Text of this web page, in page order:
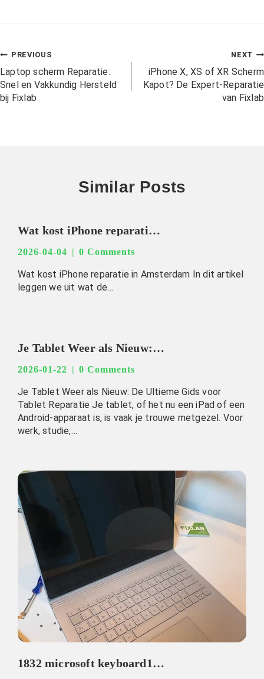
PREVIOUS
Laptop scherm Reparatie:
Snel en Vakkundig Hersteld
bij Fixlab
NEXT
iPhone X, XS of XR Scherm
Kapot? De Expert-Reparatie
van Fixlab
Similar Posts
Wat kost iPhone reparatie in Amsterdam
2026-04-04 0 Comments
Wat kost iPhone reparatie in Amsterdam In dit artikel
leggen we uit wat de…
Je Tablet Weer als Nieuw: De Ultieme Gids voor Tablet Reparatie
2026-01-22 0 Comments
Je Tablet Weer als Nieuw: De Ultieme Gids voor
Tablet Reparatie Je tablet, of het nu een iPad of een
Android-apparaat is, is vaak je trouwe metgezel. Voor
werk, studie,…
1832 microsoft keyboard1832 microsoft screen reparatie by fixlab